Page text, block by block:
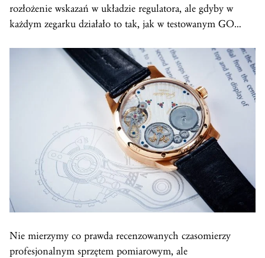
rozłożenie wskazań w układzie regulatora, ale gdyby w
każdym zegarku działało to tak, jak w testowanym GO…
Nie mierzymy co prawda recenzowanych czasomierzy
profesjonalnym sprzętem pomiarowym, ale